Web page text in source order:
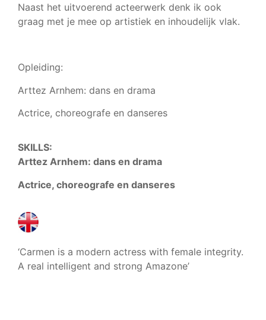
Naast het uitvoerend acteerwerk denk ik ook
graag met je mee op artistiek en inhoudelijk vlak.
Opleiding:
Arttez Arnhem: dans en drama
Actrice, choreografe en danseres
SKILLS:
Arttez Arnhem: dans en drama
Actrice, choreografe en danseres
‘Carmen is a modern actress with female integrity.
A real intelligent and strong Amazone’